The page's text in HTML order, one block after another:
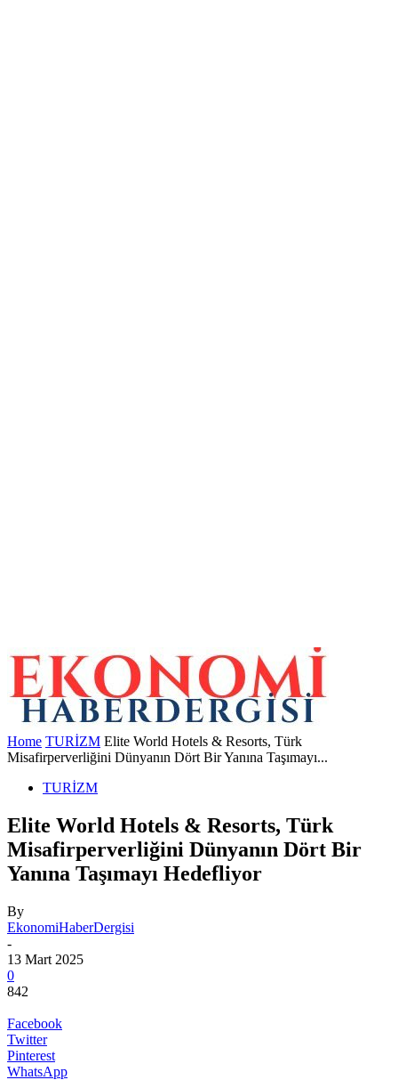
Home TURİZM Elite World Hotels & Resorts, Türk
Misafirperverliğini Dünyanın Dört Bir Yanına Taşımayı...
TURİZM
Elite World Hotels & Resorts, Türk
Misafirperverliğini Dünyanın Dört Bir
Yanına Taşımayı Hedefliyor
By
EkonomiHaberDergisi
-
13 Mart 2025
0
842
Facebook
Twitter
Pinterest
WhatsApp